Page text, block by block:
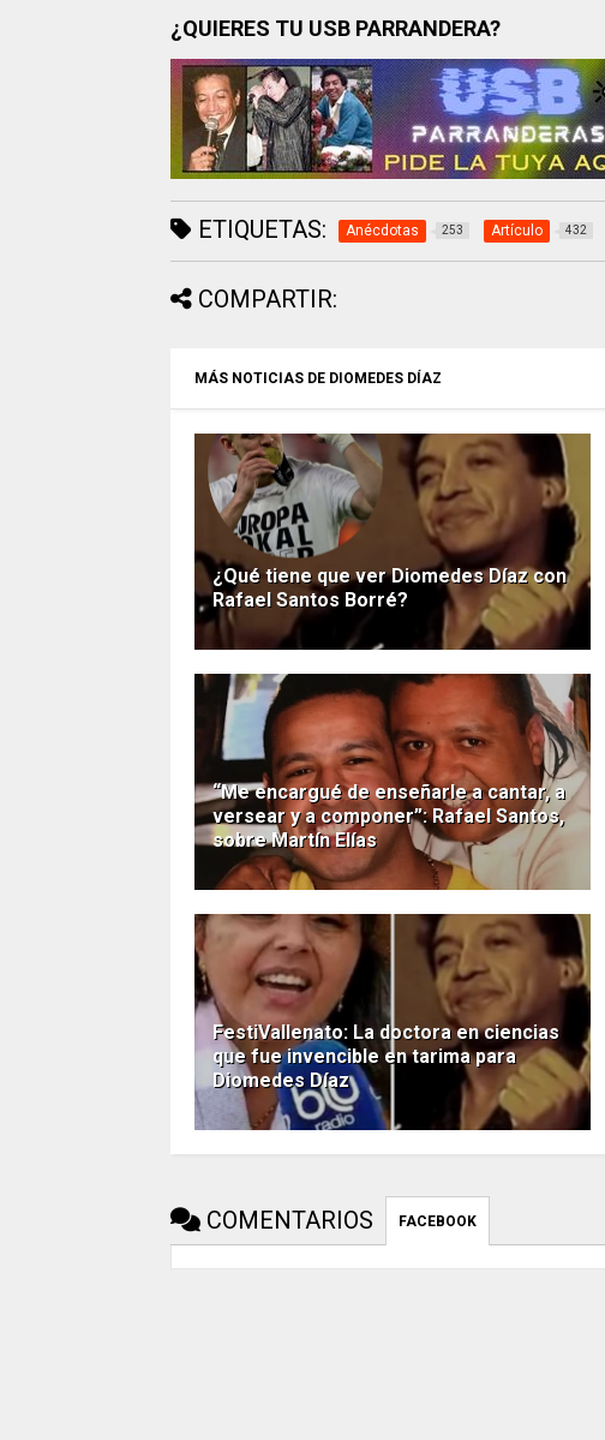
¿QUIERES TU USB PARRANDERA?
ETIQUETAS: Anécdotas 253 Artículo 432
COMPARTIR:
MÁS NOTICIAS DE DIOMEDES DÍAZ
¿Qué tiene que ver Diomedes Díaz con
Rafael Santos Borré?
“Me encargué de enseñarle a cantar, a
versear y a componer”: Rafael Santos,
sobre Martín Elías
FestiVallenato: La doctora en ciencias
que fue invencible en tarima para
Diomedes Díaz
COMENTARIOS FACEBOOK